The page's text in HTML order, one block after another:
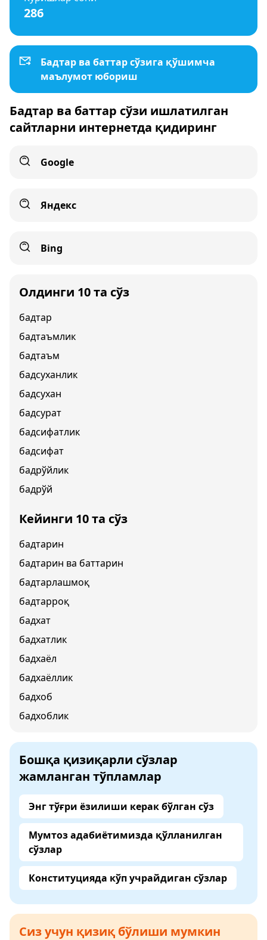
286
Бадтар ва баттар сўзига қўшимча
маълумот юбориш
Бадтар ва баттар сўзи ишлатилган
сайтларни интернетда қидиринг
Google
Яндекс
Bing
Олдинги 10 та сўз
бадтар
бадтаъмлик
бадтаъм
бадсуханлик
бадсухан
бадсурат
бадсифатлик
бадсифат
бадрўйлик
бадрўй
Кейинги 10 та сўз
бадтарин
бадтарин ва баттарин
бадтарлашмоқ
бадтарроқ
бадхат
бадхатлик
бадхаёл
бадхаёллик
бадхоб
бадхоблик
Бошқа қизиқарли сўзлар
жамланган тўпламлар
Энг тўғри ёзилиши керак бўлган сўз
Мумтоз адабиётимизда қўлланилган
сўзлар
Конституцияда кўп учрайдиган сўзлар
Сиз учун қизиқ бўлиши мумкин